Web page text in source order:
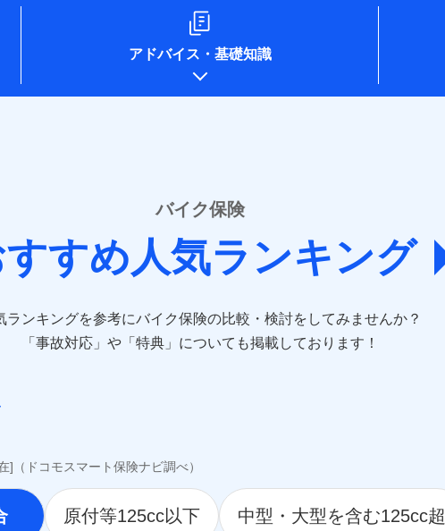
sompo.co.jp/)
design.net/)
)
ins.com/)
direct.co.jp/)
）
life.co.jp/）
）
）
www.tmn-anshin.co.jp/）
）
アドバイス ・ 基礎知識
バイク保険
すすめ人気ランキング
ランキングを参考にバイク保険の比較・検討をしてみませんか？
「事故対応」や「特典」についても掲載しております！
（ドコモスマート保険ナビ調べ）
原付等125cc以下 中型・大型を含む125cc超